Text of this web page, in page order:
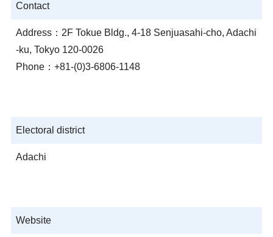
Contact
Address：2F Tokue Bldg., 4-18 Senjuasahi-cho, Adachi
-ku, Tokyo 120-0026
Phone：+81-(0)3-6806-1148
Electoral district
Adachi
Website